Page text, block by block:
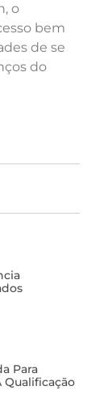
o
bem
de se
do
Para
Qualificação